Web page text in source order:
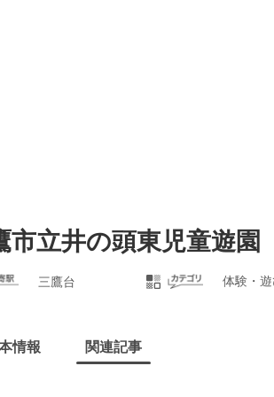
市立井の頭東児童遊園
三鷹台 体験・
情報 関連記事